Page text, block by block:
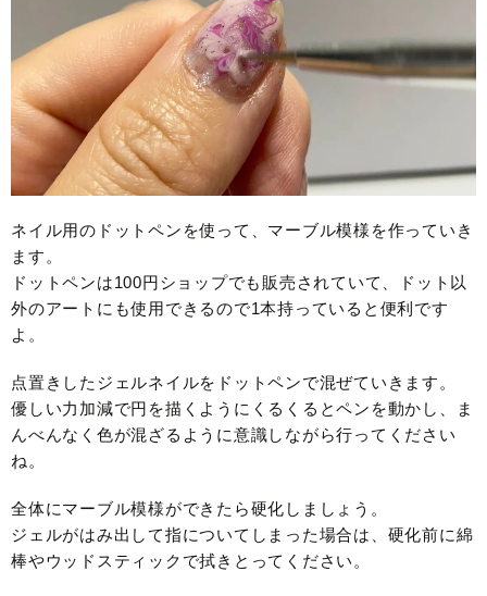
ネイル用のドットペンを使って、マーブル模様を作っていき
ます。
ドットペンは100円ショップでも販売されていて、ドット以
外のアートにも使用できるので1本持っていると便利です
よ。
点置きしたジェルネイルをドットペンで混ぜていきます。
優しい力加減で円を描くようにくるくるとペンを動かし、ま
んべんなく色が混ざるように意識しながら行ってください
ね。
全体にマーブル模様ができたら硬化しましょう。
ジェルがはみ出して指についてしまった場合は、硬化前に綿
棒やウッドスティックで拭きとってください。